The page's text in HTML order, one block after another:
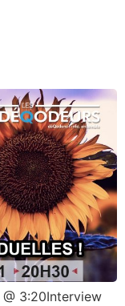
@ 3:20Interview